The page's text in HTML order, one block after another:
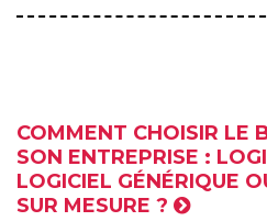
COMMENT CHOISIR LE
SON ENTREPRISE :
LOGICIEL GÉNÉRIQUE
SUR MESURE ?